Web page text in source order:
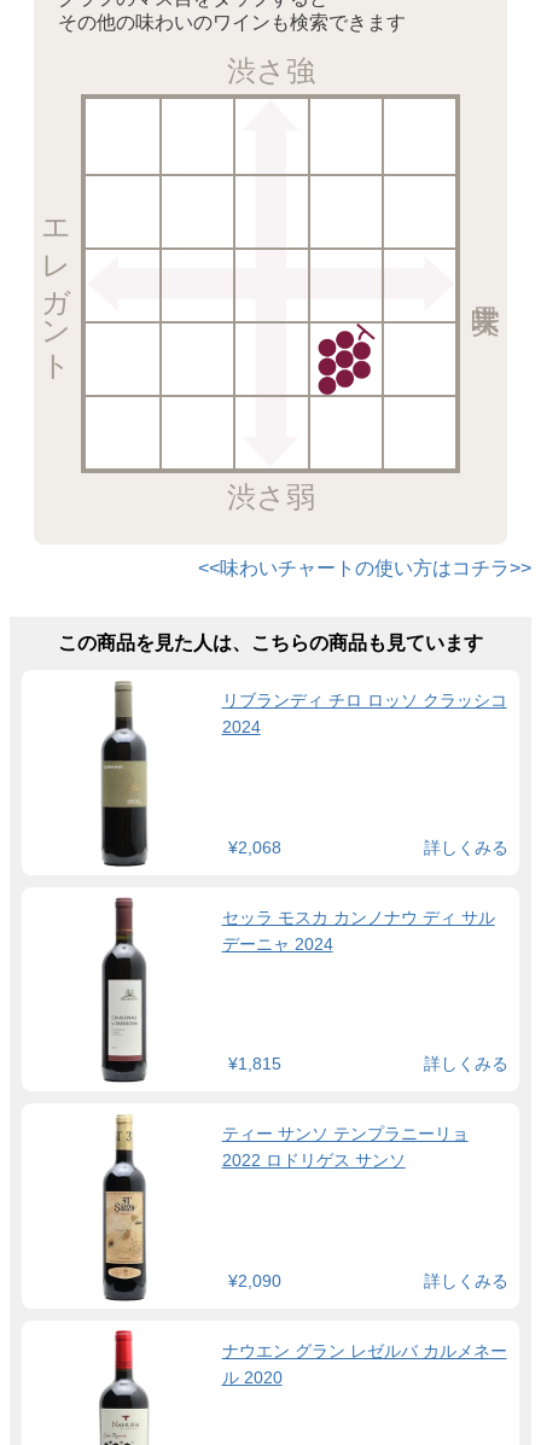
その他の味わいのワインも検索できます
渋さ強
渋さ弱
エレガント
<<味わいチャートの使い方はコチラ>>
この商品を見た人は、こちらの商品も見ています
リブランディ チロ ロッソ クラッシコ
2024
¥2,068 詳しくみる
セッラ モスカ カンノナウ ディ サル
デーニャ 2024
¥1,815 詳しくみる
ティー サンソ テンプラニーリョ
2022 ロドリゲス サンソ
¥2,090 詳しくみる
ナウエン グラン レゼルバ カルメネー
ル 2020